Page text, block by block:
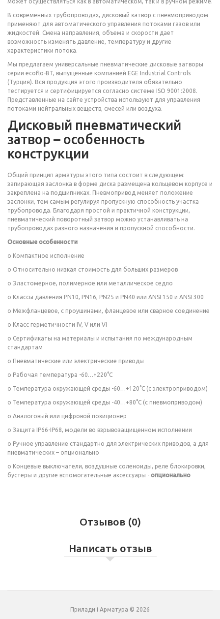
В современных трубопроводах, дисковый затвор с пневмоприводом
применяют для автоматического управления потоками газов или
жидкостей. Смена направления, объема и скорости дает
возможность изменять давление, температуру и другие
характеристики потока.
Мы предлагаем универсальные пневматические дисковые затворы
серии ecoflo-BT, выпущенные компанией EGE Industrial Controls
(Турция). Вся продукция этого производителя обязательно
тестируется и сертифицируется согласно системе ISO 9001:2008.
Представленные на сайте устройства используют для управления
потоками нейтральных веществ, смесей или воздуха.
Дисковый пневматический
затвор – особенность
конструкции
Общий принцип арматуры этого типа состоит в следующем:
запирающая заслонка в форме диска размещена кольцевом корпусе и
закреплена на подшипниках. Пневмопривод меняет положение
заслонки, тем самым регулируя пропускную способность участка
трубопровода. Благодаря простой и практичной конструкции,
пневматический поворотный затвор можно устанавливать на
трубопроводах разного назначения и пропускной способности.
Основные особенности
o Компактное исполнение
o Относительно низкая стоимость для больших размеров
o Эластомерное, полимерное или металлическое седло
o Классы давления PN10, PN16, PN25 и PN40 или ANSI 150 и ANSI 300
o Межфланцевое, с проушинами, фланцевое или сварное соединение
o Класс герметичности IV, V или VI
o Сертификаты на материалы и испытания по международным
стандартам
o Пневматические или электрические приводы
o Рабочая температура -60…+220°C
o Температура окружающей среды -60…+120°C (с электроприводом)
o Температура окружающей среды -40…+80°C (с пневмоприводом)
o Аналоговый или цифровой позиционер
o Защита IP66-IP68, модели во взрывозащищенном исполнении
o Ручное управление стандартно для электрических приводов, а для
пневматических – опционально
o Концевые выключатели, воздушные соленоиды, реле блокировки,
бустеры и другие вспомогательные аксессуары - опционально
Отзывов (0)
Написать отзыв
Прилади і Арматура © 2026